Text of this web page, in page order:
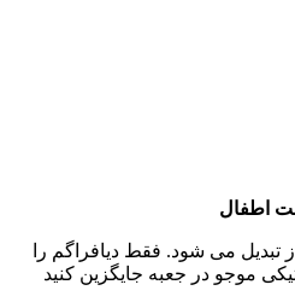
اطفال
می شود. فقط دیافراگم را
موجو در جعبه جایگزین کنید